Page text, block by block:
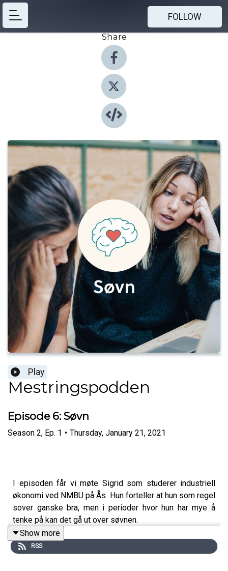
FOLLOW
Share
Play
Mestringspodden
Episode 6: Søvn
Season 2, Ep. 1 • Thursday, January 21, 2021
I episoden får vi møte Sigrid som studerer industriell
økonomi ved NMBU på Ås. Hun forteller at hun som regel
sover ganske bra, men i perioder hvor hun har mye å
tenke på kan det gå ut over søvnen.
– Problemet mitt er å faktisk sovne. Da ligger jeg og
tenker på alt jeg burde gjort og ting som jeg har glemt.
Show more
RSS